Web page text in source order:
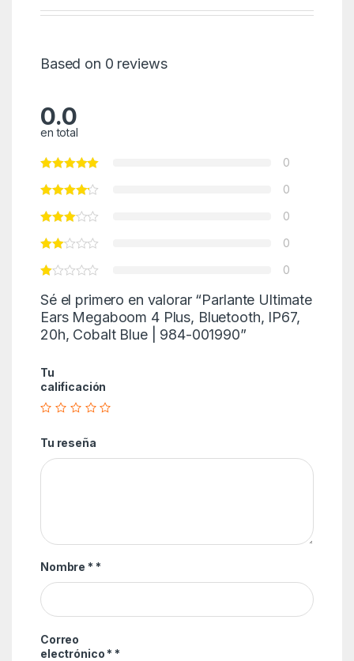
Based on 0 reviews
0.0
en total
0
0
0
0
0
Sé el primero en valorar “Parlante Ultimate
Ears Megaboom 4 Plus, Bluetooth, IP67,
20h, Cobalt Blue | 984-001990”
Tu
calificación
Tu reseña
Nombre * *
Correo
electrónico * *